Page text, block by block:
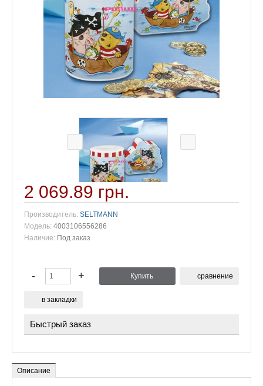
2 069.89 грн.
Производитель: SELTMANN
Модель: 4003106556286
Наличие: Под заказ
сравнение
в закладки
Быстрый заказ
мы могли связаться с Вами
*Имя
Описание